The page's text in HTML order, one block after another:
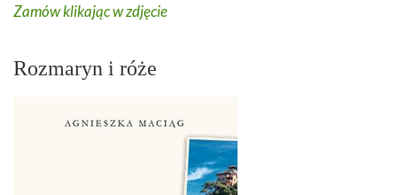
Zamów klikając w zdjęcie
Rozmaryn i róże